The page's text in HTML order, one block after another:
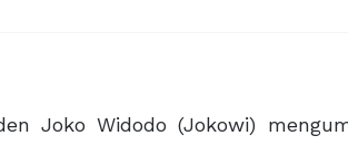
Joko Widodo (Jokowi)